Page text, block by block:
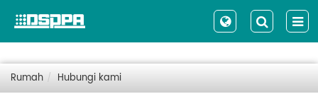
Rumah Hubungi kami